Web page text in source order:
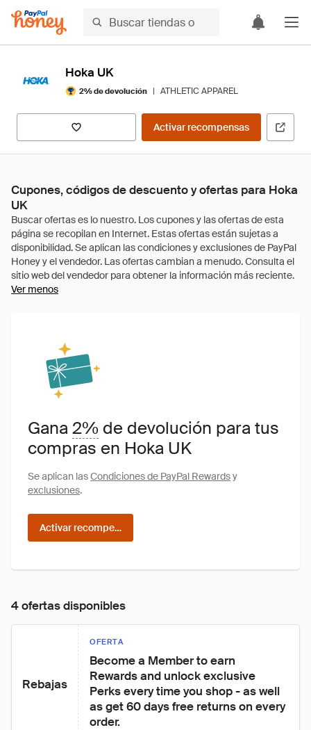
Hoka UK
2% de devolución | ATHLETIC APPAREL
Activar recompensas
Cupones, códigos de descuento y ofertas para Hoka
UK
Ver menos
Gana2% de devolución para tus
compras en Hoka UK
Se aplican lasCondiciones de PayPal Rewardsy
exclusiones.
Activar recompensas
4 ofertas disponibles
Rebajas
OFERTA
Become a Member to earn
Rewards and unlock exclusive
Perks every time you shop - as well
as get 60 days free returns on every
order.